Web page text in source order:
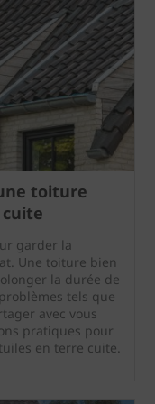
toiture
garder la
Une toiture bien
la durée de
tels que
avec vous
pratiques pour
en terre cuite.